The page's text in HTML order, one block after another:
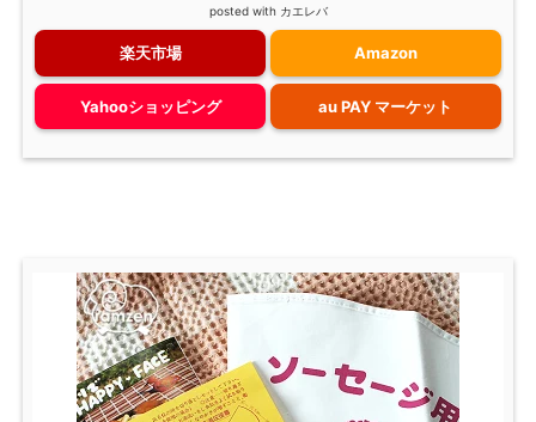
posted with カエレバ
楽天市場 Amazon
Yahooショッピング au PAY マーケット